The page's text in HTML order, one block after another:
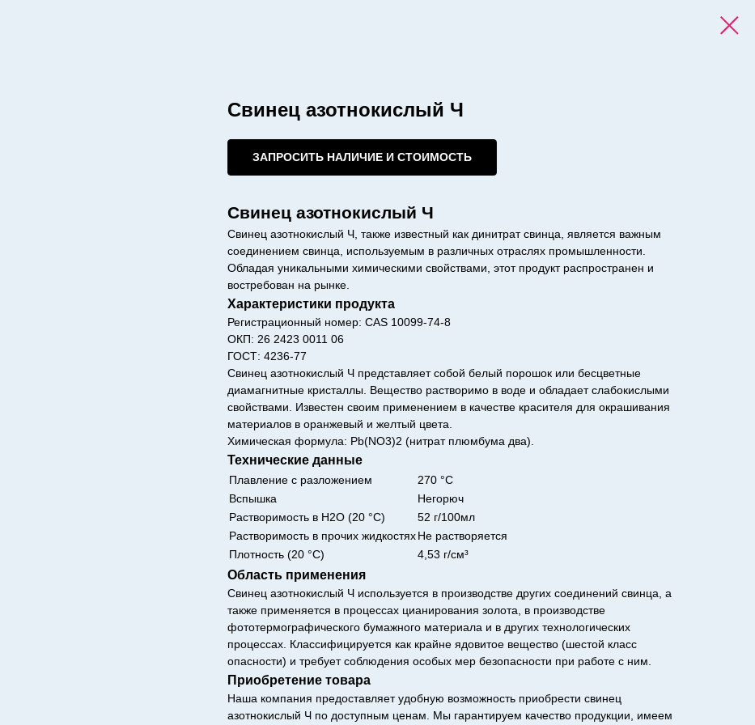
Свинец азотнокислый Ч
ЗАПРОСИТЬ НАЛИЧИЕ И СТОИМОСТЬ
Свинец азотнокислый Ч
Свинец азотнокислый Ч, также известный как динитрат свинца, является важным
соединением свинца, используемым в различных отраслях промышленности.
Обладая уникальными химическими свойствами, этот продукт распространен и
востребован на рынке.
Характеристики продукта
Регистрационный номер: CAS 10099-74-8
ОКП: 26 2423 0011 06
ГОСТ: 4236-77
Свинец азотнокислый Ч представляет собой белый порошок или бесцветные
диамагнитные кристаллы. Вещество растворимо в воде и обладает слабокислыми
свойствами. Известен своим применением в качестве красителя для окрашивания
материалов в оранжевый и желтый цвета.
Химическая формула: Pb(NO3)2 (нитрат плюмбума два).
Технические данные
Плавление с разложением
270 °C
Вспышка
Негорюч
Растворимость в H2O (20 °C)
52 г/100мл
Растворимость в прочих жидкостяхНе растворяется
Плотность (20 °C)
4,53 г/см³
Область применения
Свинец азотнокислый Ч используется в производстве других соединений свинца, а
также применяется в процессах цианирования золота, в производстве
фототермографического бумажного материала и в других технологических
процессах. Классифицируется как крайне ядовитое вещество (шестой класс
опасности) и требует соблюдения особых мер безопасности при работе с ним.
Приобретение товара
Наша компания предоставляет удобную возможность приобрести свинец
азотнокислый Ч по доступным ценам. Мы гарантируем качество продукции, имеем